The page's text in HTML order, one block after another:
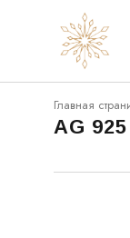
Главная
AG